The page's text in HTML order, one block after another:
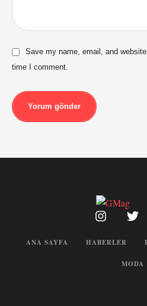
Save my name, email, and
time I comment.
Yorum gönder
ANA SAYFA HABERLER
MODA